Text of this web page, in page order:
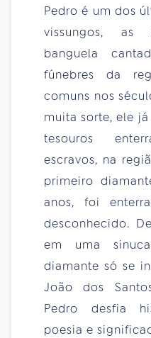
Pedro é um dos
vissungos, as
banguela
fúnebres da
comuns nos
muita sorte, ele
tesouros
escravos, na
primeiro
anos, foi
desconhecido.
em uma
diamante só se
João dos
Pedro desfia
poesia e